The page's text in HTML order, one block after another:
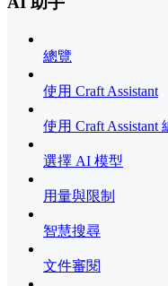
總覽
使用 Craft Assistant
使用 Craft Assistant
選擇 AI 模型
用量與限制
智慧搜尋
文件審閱